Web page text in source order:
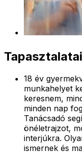
18 év
munkahelyet
keresnem,
minden nap
Tanácsadó
önéletrajzot,
interjúkra.
ismernek és